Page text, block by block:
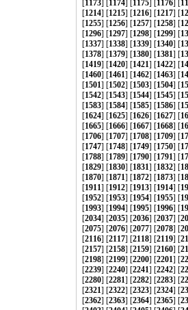
[1173] [1174] [1175] [1176] [
[1214] [1215] [1216] [1217] [
[1255] [1256] [1257] [1258] [
[1296] [1297] [1298] [1299] [
[1337] [1338] [1339] [1340] [
[1378] [1379] [1380] [1381] [
[1419] [1420] [1421] [1422] [
[1460] [1461] [1462] [1463] [
[1501] [1502] [1503] [1504] [
[1542] [1543] [1544] [1545] [
[1583] [1584] [1585] [1586] [
[1624] [1625] [1626] [1627] [
[1665] [1666] [1667] [1668] [
[1706] [1707] [1708] [1709] [
[1747] [1748] [1749] [1750] [
[1788] [1789] [1790] [1791] [
[1829] [1830] [1831] [1832] [
[1870] [1871] [1872] [1873] [
[1911] [1912] [1913] [1914] [
[1952] [1953] [1954] [1955] [
[1993] [1994] [1995] [1996] [
[2034] [2035] [2036] [2037] [
[2075] [2076] [2077] [2078] [
[2116] [2117] [2118] [2119] [
[2157] [2158] [2159] [2160] [
[2198] [2199] [2200] [2201] [
[2239] [2240] [2241] [2242] [
[2280] [2281] [2282] [2283] [
[2321] [2322] [2323] [2324] [
[2362] [2363] [2364] [2365] [